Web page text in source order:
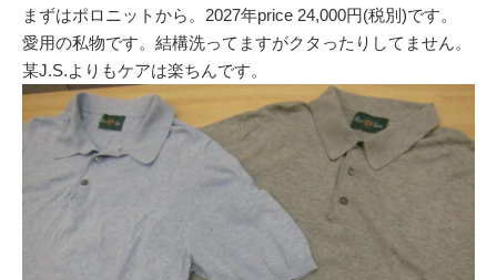
まずはポロニットから。2027年price 24,000円(税別)です。
愛用の私物です。結構洗ってますがクタったりしてません。
某J.S.よりもケアは楽ちんです。